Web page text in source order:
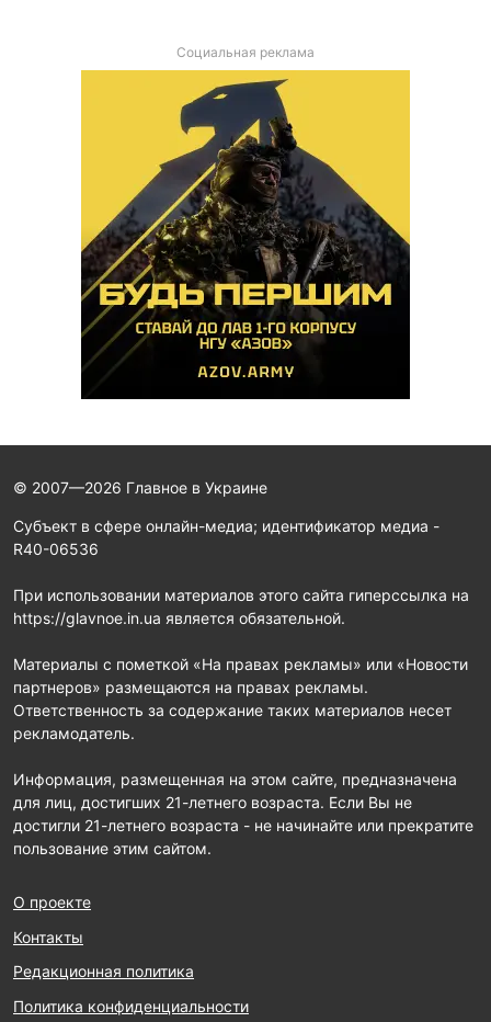
Социальная реклама
© 2007—2026 Главное в Украине
Субъект в сфере онлайн-медиа; идентификатор медиа -
R40-06536
При использовании материалов этого сайта гиперссылка на
https://glavnoe.in.ua является обязательной.
Материалы с пометкой «На правах рекламы» или «Новости
партнеров» размещаются на правах рекламы.
Ответственность за содержание таких материалов несет
рекламодатель.
Информация, размещенная на этом сайте, предназначена
для лиц, достигших 21-летнего возраста. Если Вы не
достигли 21-летнего возраста - не начинайте или прекратите
пользование этим сайтом.
О проекте
Контакты
Редакционная политика
Политика конфиденциальности